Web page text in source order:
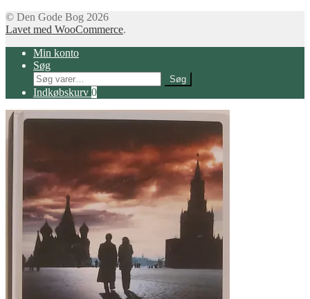
© Den Gode Bog 2026
Lavet med WooCommerce.
Min konto
Søg
Søg
efter:
Søg
Indkøbskurv 0